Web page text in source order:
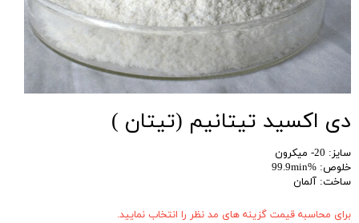
دی اکسید تیتانیم (تیتان )
برای محاسبه قیمت گزینه های مد نظر را انتخاب نمایید.
سایز: 20- میکرون
خلوص: %99.9min
ساخت: آلمان